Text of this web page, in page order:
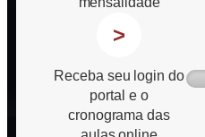
>
Receba seu login do
portal e o
cronograma das